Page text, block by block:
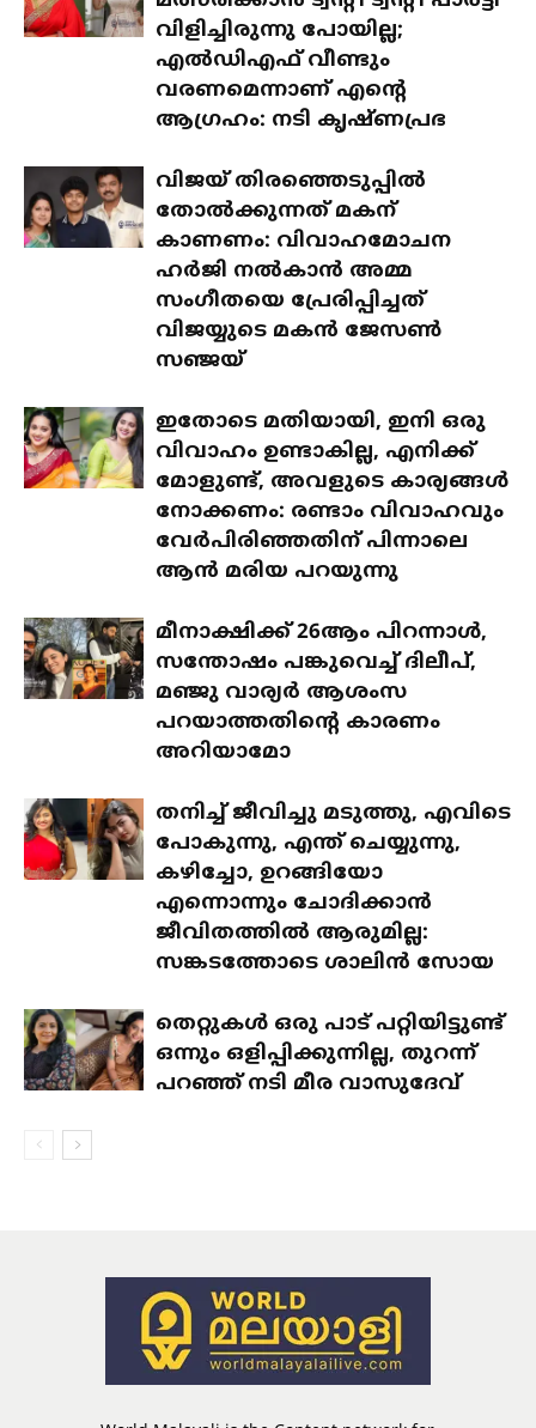
വിളിച്ചിരുന്നു പോയില്ല;
എൽഡിഎഫ് വീണ്ടും
വരണമെന്നാണ് എന്റെ
ആഗ്രഹം: നടി കൃഷ്ണപ്രഭ
വിജയ് തിരഞ്ഞെടുപ്പിൽ
തോൽക്കുന്നത് മകന്
കാണണം: വിവാഹമോചന
ഹർജി നൽകാൻ അമ്മ
സംഗീതയെ പ്രേരിപ്പിച്ചത്
വിജയ്യുടെ മകൻ ജേസൺ
സഞ്ജയ്
ഇതോടെ മതിയായി, ഇനി ഒരു
വിവാഹം ഉണ്ടാകില്ല, എനിക്ക്
മോളുണ്ട്, അവളുടെ കാര്യങ്ങൾ
നോക്കണം: രണ്ടാം വിവാഹവും
വേർപിരിഞ്ഞതിന് പിന്നാലെ
ആൻ മരിയ പറയുന്നു
മീനാക്ഷിക്ക് 26ആം പിറന്നാൾ,
സന്തോഷം പങ്കുവെച്ച് ദിലീപ്,
മഞ്ജു വാര്യർ ആശംസ
പറയാത്തതിന്റെ കാരണം
അറിയാമോ
തനിച്ച് ജീവിച്ചു മടുത്തു, എവിടെ
പോകുന്നു, എന്ത് ചെയ്യുന്നു,
കഴിച്ചോ, ഉറങ്ങിയോ
എന്നൊന്നും ചോദിക്കാൻ
ജീവിതത്തിൽ ആരുമില്ല:
സങ്കടത്തോടെ ശാലിൻ സോയ
തെറ്റുകൾ ഒരു പാട് പറ്റിയിട്ടുണ്ട്
ഒന്നും ഒളിപ്പിക്കുന്നില്ല, തുറന്ന്
പറഞ്ഞ് നടി മീര വാസുദേവ്